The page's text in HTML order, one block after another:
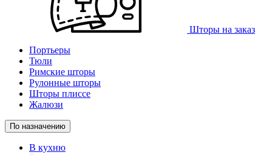
Шторы на заказ
Портьеры
Тюли
Римские шторы
Рулонные шторы
Шторы плиссе
Жалюзи
По назначению
В кухню